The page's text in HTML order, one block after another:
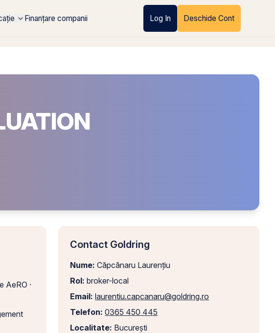
Finanțare companii Log In Deschide Cont
AeRO ·
Contact Goldring
Nume: Căpcănaru Laurențiu
Rol: broker-local
Email: laurentiu.capcanaru@goldring.ro
Telefon: 0365 450 445
Localitate: București